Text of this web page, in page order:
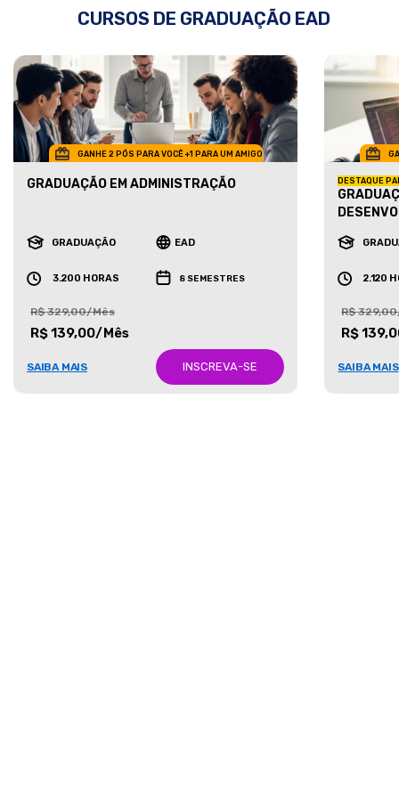
CURSOS DE GRADUAÇÃO EAD
GANHE 2 PÓS PARA VOCÊ +1 PARA UM AMIGO
GRADUAÇÃO EM ADMINISTRAÇÃO
GRADUAÇÃO EAD
3.200 HORAS 8 SEMESTRES
R$ 329,00/Mês
R$ 139,00/Mês
SAIBA MAIS INSCREVA-SE
DESTAQUE
2.120
R$
R$
SAIBA MAIS